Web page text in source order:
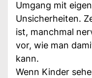
Umgang mit
Unsicherheiten.
ist, manchmal
vor, wie man
kann.
Wenn Kinder